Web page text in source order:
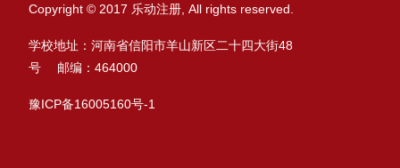
Copyright © 2017 乐动注册, All rights reserved.
学校地址：河南省信阳市羊山新区二十四大街48
号 邮编：464000
豫ICP备16005160号-1